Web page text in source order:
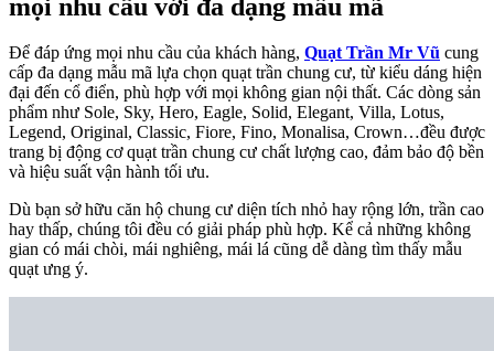
mọi nhu cầu với đa dạng mẫu mã
Để đáp ứng mọi nhu cầu của khách hàng, Quạt Trần Mr Vũ cung
cấp đa dạng mẫu mã lựa chọn quạt trần chung cư, từ kiểu dáng hiện
đại đến cổ điển, phù hợp với mọi không gian nội thất. Các dòng sản
phẩm như Sole, Sky, Hero, Eagle, Solid, Elegant, Villa, Lotus,
Legend, Original, Classic, Fiore, Fino, Monalisa, Crown…đều được
trang bị động cơ quạt trần chung cư chất lượng cao, đảm bảo độ bền
và hiệu suất vận hành tối ưu.
Dù bạn sở hữu căn hộ chung cư diện tích nhỏ hay rộng lớn, trần cao
hay thấp, chúng tôi đều có giải pháp phù hợp. Kể cả những không
gian có mái chòi, mái nghiêng, mái lá cũng dễ dàng tìm thấy mẫu
quạt ưng ý.